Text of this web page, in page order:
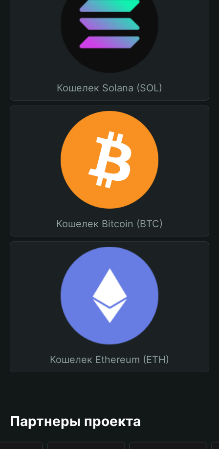
Кошелек Solana (SOL)
Кошелек Bitcoin (BTC)
Кошелек Ethereum (ETH)
Партнеры проекта